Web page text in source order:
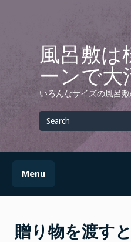
風呂敷は
ーンで大
いろんなサイズの風呂
for
Menu
贈り物を渡す